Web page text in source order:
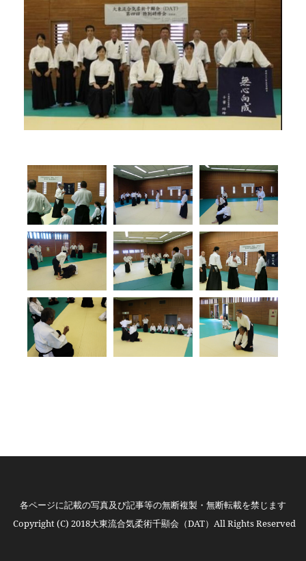
各ページに記載の写真及び記事等の無断複製・無断転載を禁じます
Copyright (C) 2018大東流合気柔術千顯会（DAT）All Rights Reserved